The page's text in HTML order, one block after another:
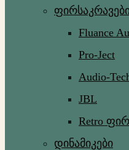
Fluance
Pro-Ject
Audio-
JBL
Retro
დინამიკები